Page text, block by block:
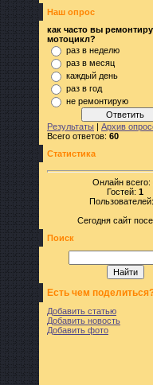
Наш опрос
как часто вы
мотоцикл?
раз в неделю
раз в месяц
каждый день
раз в год
не ремонтирую
Результаты | Архив
Всего ответов: 60
Статистика
Онлайн всего:
Гостей: 1
Пользователей:
Сегодня сайт
Поиск
Есть чем
Добавить статью
Добавить новость
Добавить фото